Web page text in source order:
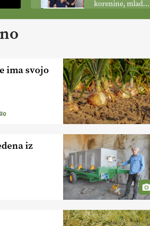
podobo
kmetijstva
korenine, mladi
je res varnejša?
EKOloško =
logično:
vinogradniško in
vinarsko
posestvo
EKOloško =
logično: ekološka
kmetija KURNIK
EKOloško =
logično: ekološka
kmetija HOMAR
EKOloško =
Ekološko
ima svojo
0
iz